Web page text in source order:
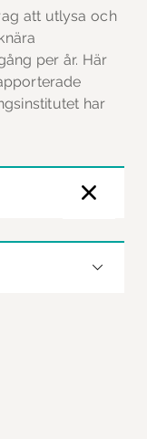
att utlysa och
per år. Här
har